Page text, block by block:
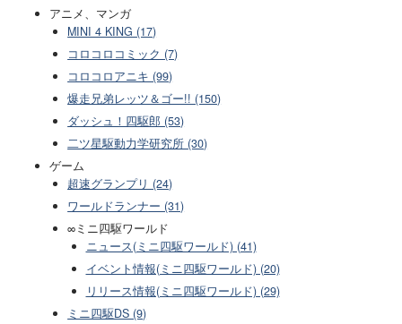
アニメ、マンガ
MINI 4 KING (17)
コロコロコミック (7)
コロコロアニキ (99)
爆走兄弟レッツ＆ゴー!! (150)
ダッシュ！四駆郎 (53)
二ツ星駆動力学研究所 (30)
ゲーム
超速グランプリ (24)
ワールドランナー (31)
∞ミニ四駆ワールド
ニュース(ミニ四駆ワールド) (41)
イベント情報(ミニ四駆ワールド) (20)
リリース情報(ミニ四駆ワールド) (29)
ミニ四駆DS (9)